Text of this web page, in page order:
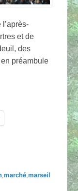
et de
des
préambule
,marché,marseil